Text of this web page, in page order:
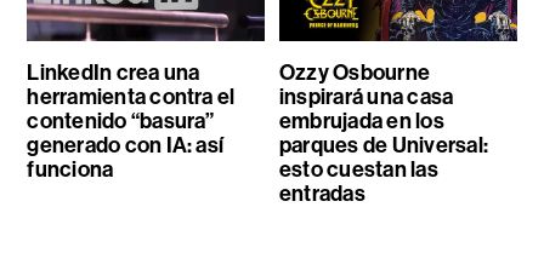
LinkedIn crea una
herramienta contra el
contenido “basura”
generado con IA: así
funciona
Ozzy Osbourne
inspirará una casa
embrujada en los
parques de Universal:
esto cuestan las
entradas